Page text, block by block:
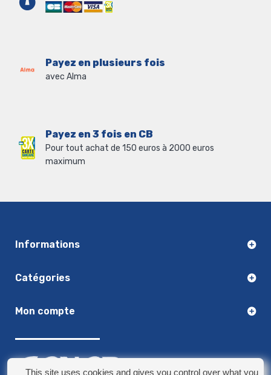
Payez en plusieurs fois
avec Alma
Payez en 3 fois en CB
Pour tout achat de 150 euros à 2000 euros
maximum
Informations
Catégories
Mon compte
This site uses cookies and gives you control over what you